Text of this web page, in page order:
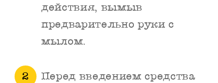
действия, вымыв
предварительно руки с
мылом.
Перед введением средства